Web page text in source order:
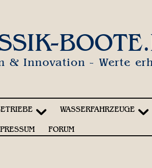
& Innovation - Werte
WASSERFAHRZEUGE
FORUM